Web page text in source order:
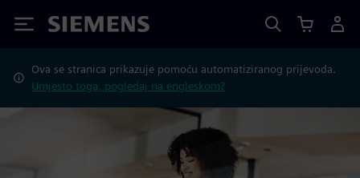
Siemens
Ova se stranica prikazuje pomoću automatiziranog prijevoda.
Umjesto toga, pogledaj na engleskom?